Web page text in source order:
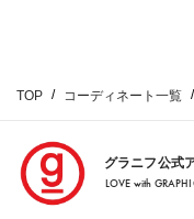
TOP コーディネート一覧
グラニフ公式
LOVE with